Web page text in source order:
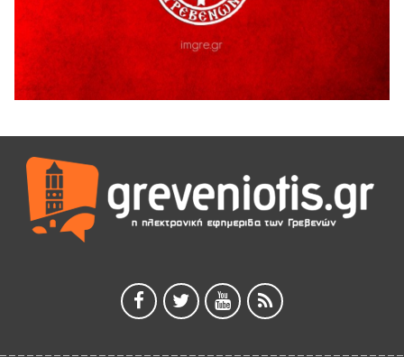
Ολοσχερής καταστροφή κατοικίας από πυρκαγιά στην
Καληράχη Γρεβενών
3 Αυγούστου 2026
ΚΑΤΑΓΡΑΦΗ ΤΕΚΜΗΡΙΩΣΗ ΚΑΙ ΨΗΦΙΟΠΟΙΗΣΗ ΤΩΝ
Κουρκούτ’ party το Σάββατο 8 Αυγούστου στην Καλλονή
3 Αυγούστου 2026
ΠΡΟΓΡΑΜΜΑ ΠΑΝΗΓΥΡΕΩΣ ΙΕΡΑΣ ΜΟΝΗΣ ΖΑΒΟΡΔΑΣ 2026